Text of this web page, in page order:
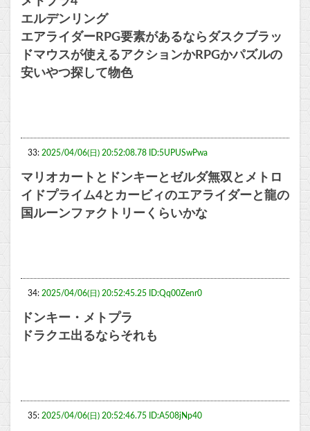
エルデンリング
エアライダーRPG要素があるならダスクブラッ
ドマウスが使えるアクションかRPGかパズルの
安いやつ探して物色
33: 2025/04/06(日) 20:52:08.78 ID:5UPUSwPwa
マリオカートとドンキーとゼルダ無双とメトロ
イドプライム4とカービィのエアライダーと龍の
国ルーンファクトリーくらいかな
34: 2025/04/06(日) 20:52:45.25 ID:Qq00Zenr0
ドンキー・メトプラ
ドラクエ出るならそれも
35: 2025/04/06(日) 20:52:46.75 ID:A508jNp40